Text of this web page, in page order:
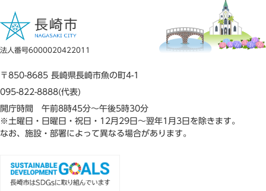
法人番号6000020422011
〒850-8685 長崎県長崎市魚の町4-1
095-822-8888(代表)
開庁時間 午前8時45分～午後5時30分
※土曜日・日曜日・祝日・12月29日～翌年1月3日を除きます。
なお、施設・部署によって異なる場合があります。